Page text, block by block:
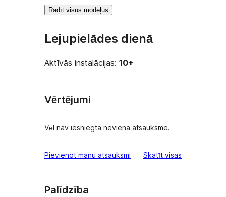
Rādīt visus modeļus
Lejupielādes dienā
Aktīvās instalācijas: 10+
Vērtējumi
Vēl nav iesniegta neviena atsauksme.
Pievienot manu atsauksmi Skatīt visas
Palīdzība